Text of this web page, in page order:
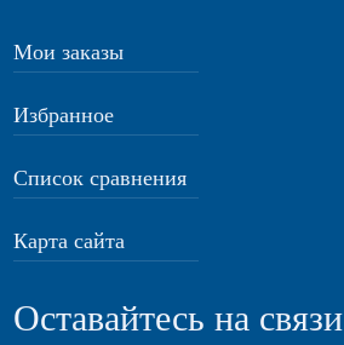
Мои заказы
Избранное
Список сравнения
Карта сайта
Оставайтесь на связи